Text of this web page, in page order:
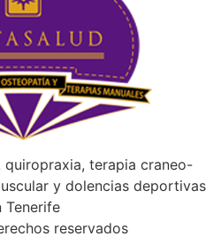
terapia craneo-
y dolencias deportivas
Tenerife
reservados